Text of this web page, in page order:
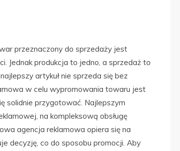
przeznaczony do sprzedaży jest
Jednak produkcja to jedno, a sprzedaż to
artykuł nie sprzeda się bez
w celu wypromowania towaru jest
solidnie przygotować. Najlepszym
na kompleksową obsługę
agencja reklamowa opiera się na
decyzję, co do sposobu promocji. Aby